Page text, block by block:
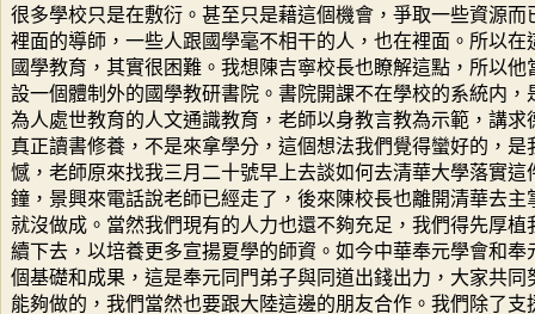
很多學校只是在敷衍。甚至只是藉這個機會，爭取一些資源
裡面的導師，一些人跟國學毫不相干的人，也在裡面。所以
國學教育，其實很困難。我想陳吉寧校長也瞭解這點，所以
設一個體制外的國學教研書院。書院開課不在學校的系統内
為人處世教育的人文通識教育，老師以身教言教為示範，講
真正讀書修養，不是來拿學分，這個想法我們覺得蠻好的，
憾，老師原來找我三月二十號早上去談如何去清華大學落實
鐘，景興來電話說老師已經走了，後來陳校長也離開清華去
就沒做成。當然我們現有的人力也還不夠充足，我們得先厚
續下去，以培養更多宣揚夏學的師資。如今中華奉元學會和
個基礎和成果，這是奉元同門弟子與同道出錢出力，大家共
能夠做的，我們當然也要跟大陸這邊的朋友合作。我們除了